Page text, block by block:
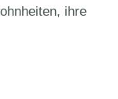
ihre